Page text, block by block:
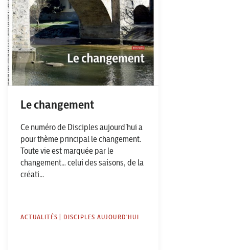
Le changement
Ce numéro de Disciples aujourd’hui a
pour thème principal le changement.
Toute vie est marquée par le
changement… celui des saisons, de la
créati...
ACTUALITÉS | DISCIPLES AUJOURD'HUI